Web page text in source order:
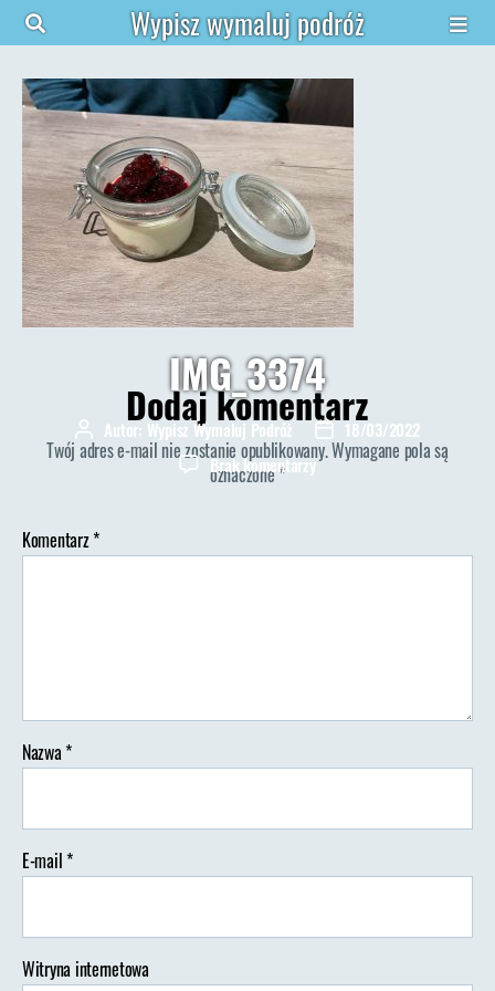
Wypisz wymaluj podróż
IMG_3374
Autor
wpisu
Autor: Wypisz Wymaluj Podróż
Data
wpisu
18/03/2022
Brak komentarzydo
Dodaj komentarz
Twój adres e-mail nie zostanie opublikowany.Wymagane pola są
oznaczone*
Komentarz*
Nazwa*
E-mail*
Witryna internetowa